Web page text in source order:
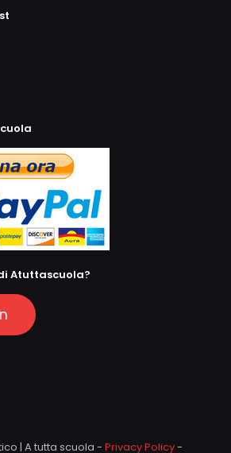
Atuttascuola?
| A tutta scuola - Privacy Policy-